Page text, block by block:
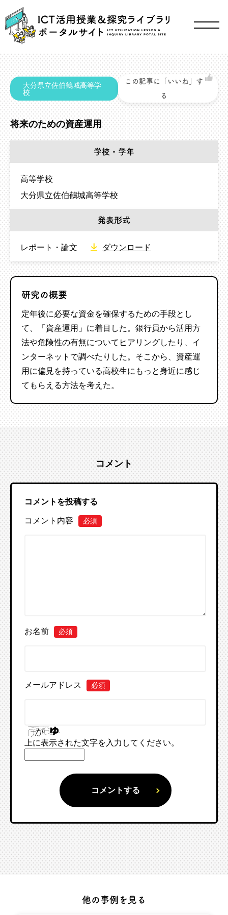
大分県立佐伯鶴城高等学
校
この記事に「いいね」す
る
将来のための資産運用
学校・学年
高等学校
大分県立佐伯鶴城高等学校
発表形式
レポート・論文 ダウンロード
研究の概要
定年後に必要な資金を確保するための手段とし
て、「資産運用」に着目した。銀行員から活用方
法や危険性の有無についてヒアリングしたり、イ
ンターネットで調べたりした。 そこから、 資産運
用に偏見を持っている高校生にもっと身近に感じ
てもらえる方法を考えた。
コメント
コメントを投稿する
コメント内容 必須
お名前 必須
メールアドレス 必須
上に表示された文字を入力してください。
他の事例を見る